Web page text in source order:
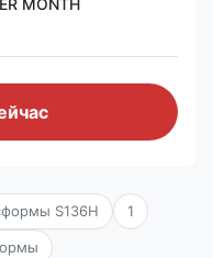
MONTH
S136H 1